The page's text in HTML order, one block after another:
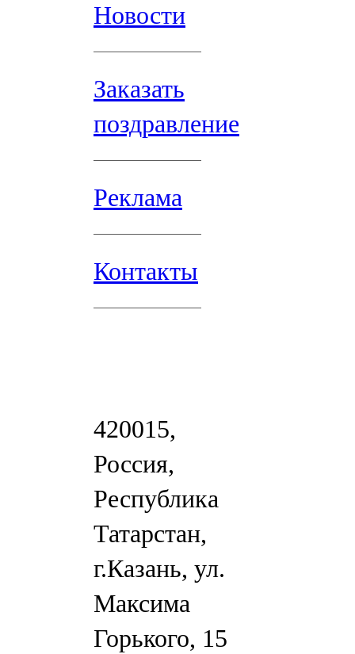
Новости
Заказать
поздравление
Реклама
Контакты
420015,
Россия,
Республика
Татарстан,
г.Казань, ул.
Максима
Горького, 15